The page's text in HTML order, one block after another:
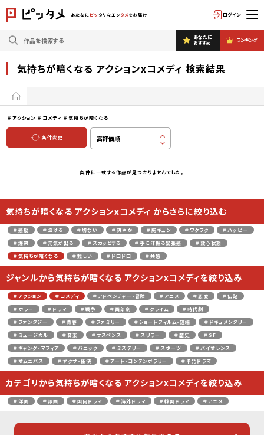
あたなに ピッ タリなエンタメをお届け ログイン
あなたに
おすすめ
ランキング
気持ちが暗くなる アクションxコメディ 検索結果
＃アクション ＃コメディ ＃気持ちが暗くなる
条件変更
条件に一致する作品が見つかりませんでした。
気持ちが暗くなる アクションxコメディ からさらに絞り込む
＃感動 ＃泣ける ＃切ない ＃爽やか ＃胸キュン ＃ワクワク
＃ハッピー
＃爆笑
＃元気が出る ＃スカッとする ＃手に汗握る緊張感
＃放心状態
＃気持ちが暗くなる
＃難しい ＃ドロドロ ＃共感
ジャンルから気持ちが暗くなる アクションxコメディを絞り込み
＃アクション ＃コメディ ＃アドベンチャー・冒険 ＃アニメ ＃恋愛
＃伝記
＃ホラー
＃ドラマ ＃戦争 ＃西部劇 ＃クライム
＃時代劇
＃ファンタジー
＃青春 ＃ファミリー ＃ショートフィルム・短編
＃ドキュメンタリー
＃ミュージカル
＃音楽 ＃サスペンス ＃スリラー ＃歴史
＃SF
＃ギャング・マフィア
＃パニック ＃ミステリー ＃スポーツ
＃バイオレンス
＃オムニバス
＃ヤクザ・任侠 ＃アート・コンテンポラリー ＃単発ドラマ
カテゴリから気持ちが暗くなる アクションxコメディを絞り込み
＃洋画 ＃邦画 ＃国内ドラマ ＃海外ドラマ ＃韓国ドラマ ＃アニメ